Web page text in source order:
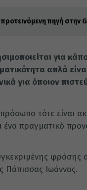
πηγή στην
για
απλά
για όποιον
τότε είναι
ένα πραγματικό
φράσης
Πάπισσας Ιωάννας.